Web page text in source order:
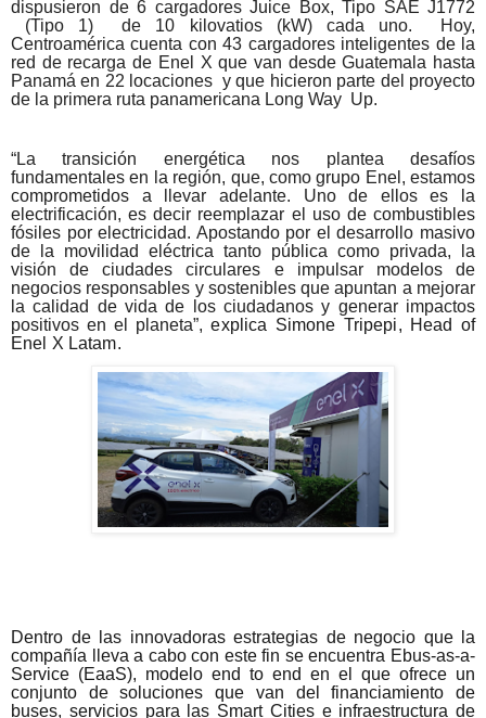
dispusieron de 6 cargadores Juice Box, Tipo SAE J1772
(Tipo 1) de 10 kilovatios (kW) cada uno.
Hoy,
Centroamérica cuenta con 43 cargadores inteligentes de la
red de recarga de Enel X que van desde Guatemala hasta
Panamá en 22 locaciones y que hicieron parte del proyecto
de la primera ruta panamericana Long Way Up.
“La transición energética nos plantea desafíos
fundamentales en la región, que, como grupo Enel, estamos
comprometidos a llevar adelante. Uno de ellos es la
electrificación, es decir reemplazar el uso de combustibles
fósiles por electricidad. Apostando por el desarrollo masivo
de la movilidad eléctrica tanto pública como privada, la
visión de ciudades circulares e impulsar modelos de
negocios responsables y sostenibles que apuntan a mejorar
la calidad de vida de los ciudadanos y generar impactos
positivos en el planeta”,explica Simone Tripepi, Head of
Enel X Latam.
Dentro de las innovadoras estrategias de negocio que la
compañía lleva a cabo con este fin se encuentra Ebus-as-a-
Service (EaaS), modelo end to end en el que ofrece un
conjunto de soluciones que van del financiamiento de
buses, servicios para las Smart Cities e infraestructura de